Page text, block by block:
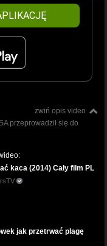
zwiń opis video
przeprowadził się do
kaca (2014) Cały film PL
jak przetrwać plagę